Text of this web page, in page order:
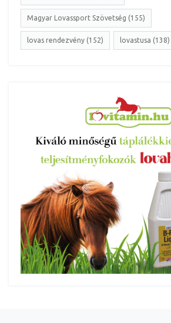
Magyar Lovassport Szövetség (155)
lovas rendezvény (152) lovastusa (138)